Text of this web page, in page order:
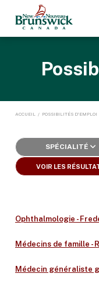
ACCUEIL / POSSIBILITÉS D’EMPLOI
SPÉCIALITÉ
VOIR LES
Ophthalmologie -
Médecins de famille -
Médecin généraliste